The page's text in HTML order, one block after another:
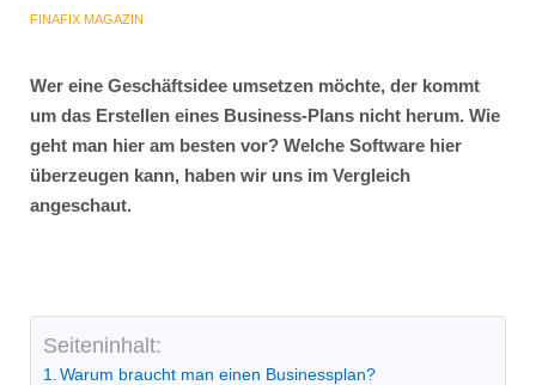
FINAFIX MAGAZIN
Wer eine Geschäftsidee umsetzen möchte, der kommt
um das Erstellen eines Business-Plans nicht herum. Wie
geht man hier am besten vor? Welche Software hier
überzeugen kann, haben wir uns im Vergleich
angeschaut.
Seiteninhalt:
Warum braucht man einen Businessplan?